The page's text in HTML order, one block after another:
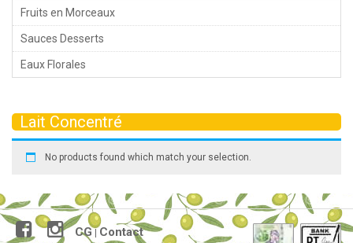
Fruits en Morceaux
Sauces Desserts
Eaux Florales
Lait Concentré
No products found which match your selection.
CG Contact